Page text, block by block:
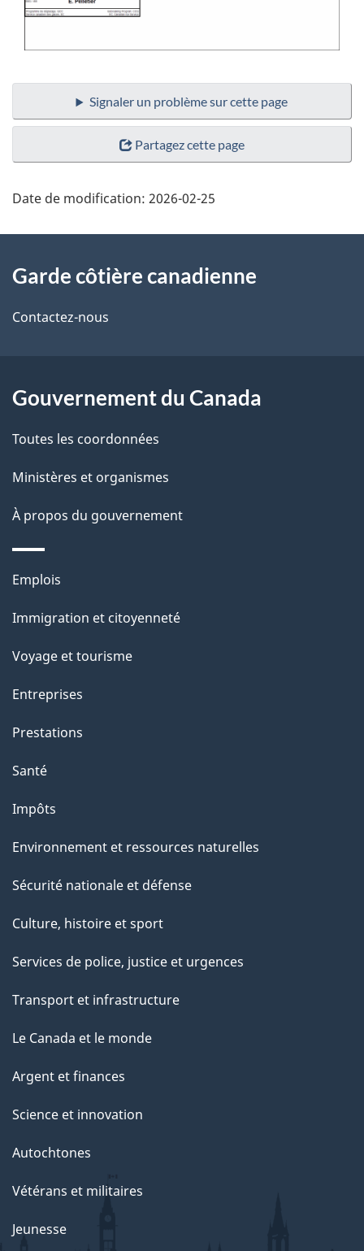
Signaler un problème sur cette page
Partagez cette page
Date de modification: 2026-02-25
propos
de
site
Garde côtière canadienne
Contactez-nous
Gouvernement du Canada
Toutes les coordonnées
Ministères et organismes
À propos du gouvernement
Thèmes
sujets
Emplois
Immigration et citoyenneté
Voyage et tourisme
Entreprises
Prestations
Santé
Impôts
Environnement et ressources naturelles
Sécurité nationale et défense
Culture, histoire et sport
Services de police, justice et urgences
Transport et infrastructure
Le Canada et le monde
Argent et finances
Science et innovation
Autochtones
Vétérans et militaires
Jeunesse